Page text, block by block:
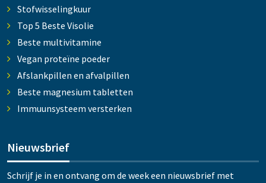
Stofwisselingkuur
Top 5 Beste Visolie
Beste multivitamine
Vegan proteïne poeder
Afslankpillen en afvalpillen
Beste magnesium tabletten
Immuunsysteem versterken
Nieuwsbrief
Schrijf je in en ontvang om de week een nieuwsbrief met